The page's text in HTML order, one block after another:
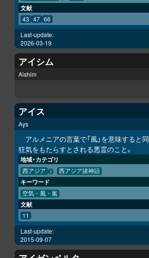
文献
43 47 66
Last-update:
2026-03-19
アイシム
Aishim
アイス
Ays
アルメニアの言葉で「風」を意味すると
狂気をもたらすとされる悪霊のこと。
地域・カテゴリ
西アジア 西アジア諸神話
キーワード
空気・風・嵐
文献
11
Last-update:
2015-09-07